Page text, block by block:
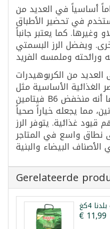
أساسياً في العديد من
في تحضير الأطباق
وغيرها. كما يعتبر جانباً
ويفضل الرز البسمتي
من الكربوهيدرات
الغذائية الأساسية مثل
فيتامين B6 والثيامين والنياسين. كما أنه منخفض
مما يجعله خياراً صحياً
قيود غذائية. يتوفر الرز
نطاق واسع في المتاجر
Gerelateerde
4كغ
€ 11,99